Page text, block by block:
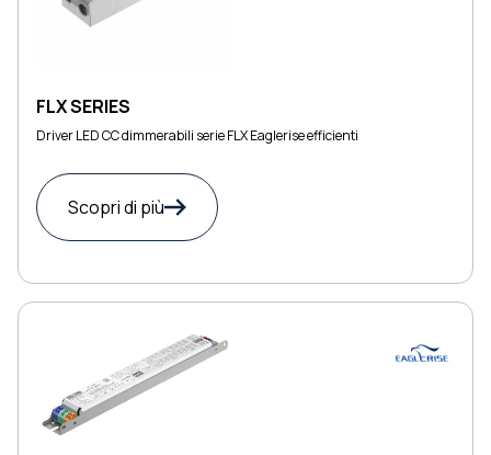
FLX SERIES
Driver LED CC dimmerabili serie FLX Eaglerise efficienti
Scopri di più